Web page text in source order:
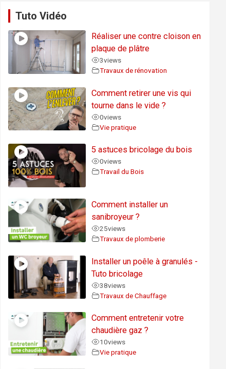
Tuto Vidéo
Réaliser une contre cloison en
plaque de plâtre
3views
Travaux de rénovation
Comment retirer une vis qui
tourne dans le vide ?
0views
Vie pratique
5 astuces bricolage du bois
0views
Travail du Bois
Comment installer un
sanibroyeur ?
25views
Travaux de plomberie
Installer un poêle à granulés -
Tuto bricolage
38views
Travaux de Chauffage
Comment entretenir votre
chaudière gaz ?
10views
Vie pratique